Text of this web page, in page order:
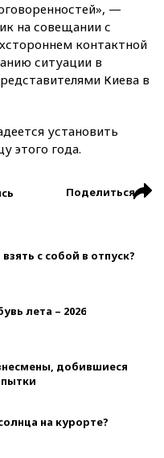
—
на совещании с
контактной
ситуации в
Киева в
установить
этого года.
Поделиться
с собой в отпуск?
лета – 2026
добившиеся
на курорте?